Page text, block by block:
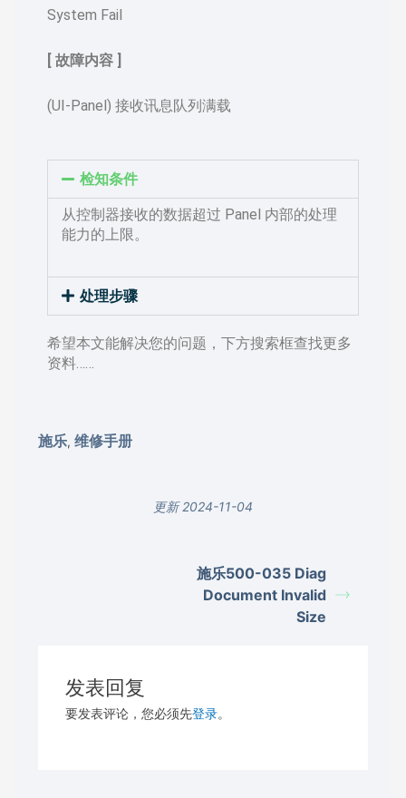
System Fail
[ 故障内容 ]
(UI-Panel) 接收讯息队列满载
检知条件
从控制器接收的数据超过 Panel 内部的处理
能力的上限。
处理步骤
希望本文能解决您的问题，下方搜索框查找更多
资料……
施乐,维修手册
更新 2024-11-04
施乐500-035 Diag
Document Invalid
Size
发表回复
要发表评论，您必须先登录。